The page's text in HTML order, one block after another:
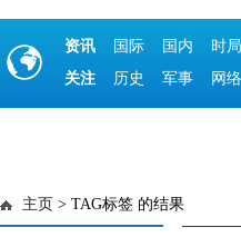
资讯 国际 国内 时局
关注
历史 军事 网络
主页 > TAG标签 的结果